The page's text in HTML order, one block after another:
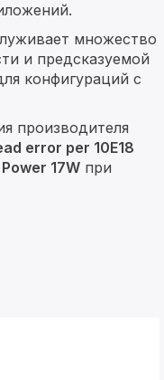
множество
и предсказуемой
конфигураций с
производителя
error per 10E18
17W при